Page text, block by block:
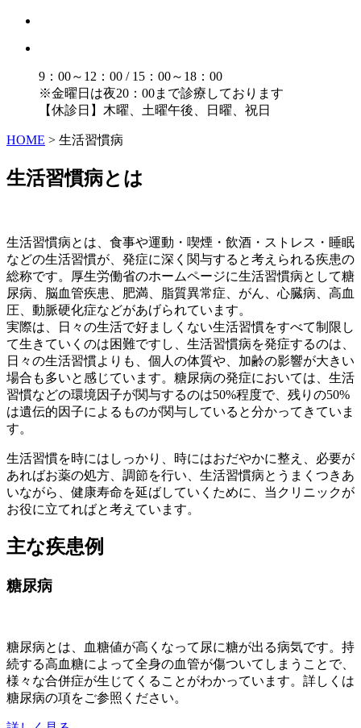
9：00～12：00 / 15：00～18：00
※金曜日は夜20：00まで診療しております
【休診日】木曜、土曜午後、日曜、祝日
HOME > 生活習慣病
生活習慣病とは
生活習慣病とは、食事や運動・喫煙・飲酒・ストレス・睡眠
などの生活習慣が、発症に深く関与すると考えられる疾患の
総称です。厚生労働省のホームページに生活習慣病として糖
尿病、脳血管疾患、肥満、脂質異常症、がん、心臓病、高血
圧、動脈硬化症などがあげられています。
実際は、日々の生活で好ましくない生活習慣をすべて制限し
て生きていくのは困難ですし、生活習慣病を発症するのは、
日々の生活習慣よりも、個人の体質や、加齢の影響が大きい
場合も多いと感じています。糖尿病の発症においては、生活
習慣などの環境因子が関与するのは50%程度で、残りの50%
は遺伝的因子によるものが関与していると分かってきていま
す。
生活習慣を時にはしっかり、時にはおだやかに整え、必要が
あればお薬の処方、調節を行い、生活習慣病とうまくつきあ
いながら、健康寿命を延ばしていくために、当クリニックが
お役に立てればと考えています。
主な疾患例
糖尿病
糖尿病とは、血糖値が高くなって尿に糖が出る病気です。持
続する高血糖によって全身の血管が傷ついてしまうことで、
様々な合併症が生じてくることがわかっています。詳しくは
糖尿病の項をご参照ください。